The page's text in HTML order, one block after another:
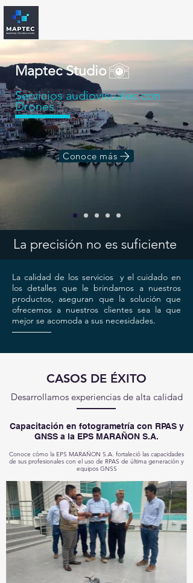
Maptec Studio
Servicios audiovisuales con
Drones
Conoce más
La precisión no es suficiente
La calidad de los servicios y el cuidado en
los detalles que le brindamos a nuestros
productos, aseguran que la solución que
ofrecemos a nuestros clientes sea la que
mejor se acomoda a sus necesidades.
CASOS DE ÉXITO
Desarrollamos experiencias de alta calidad
Capacitación en fotogrametría con RPAS y
GNSS a la EPS MARAÑON S.A.
Conoce cómo la EPS MARAÑON S.A. fortaleció las capacidades
de sus profesionales con el uso de RPAS de última generación y
equipos GNSS